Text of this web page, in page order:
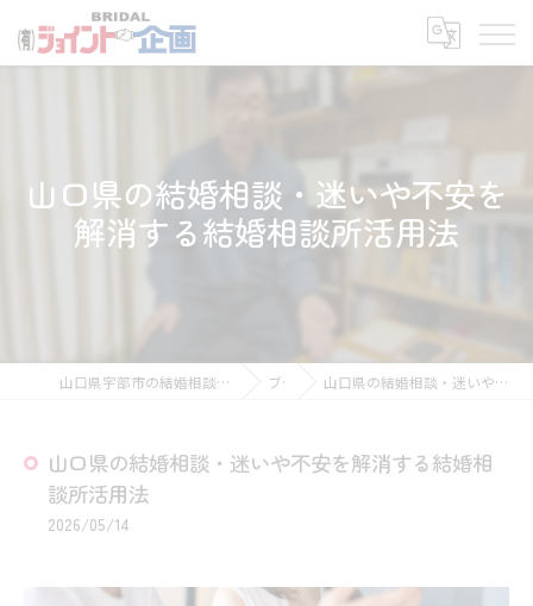
山口県の結婚相談・迷いや不安を
解消する結婚相談所活用法
山口県宇部市の結婚相談所なら有限会社ジョイント企画 ブログ 山口県の結婚相談・迷いや不安を解消する結婚相談所活用法
山口県の結婚相談・迷いや不安を解消する結婚相
談所活用法
2026/05/14